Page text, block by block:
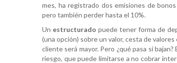
mes, ha registrado dos emisiones de
pero también perder hasta el 10%.
Un estructurado puede tener forma de
(una opción) sobre un valor, cesta de
cliente será mayor. Pero ¿qué pasa si
riesgo, que puede limitarse a no cobrar